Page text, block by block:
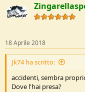
t
i
s
:
18 Aprile 2018
Jk74 ha scritto:
accidenti, sembra
Dove l'hai presa?